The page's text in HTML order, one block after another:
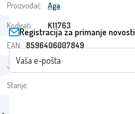
Proizvođač: Aga
Kodirati:
K11763
EAN: 8596406007849
Jamčiti:
24 měsíců
Stanje:
Registracija za primanje novosti